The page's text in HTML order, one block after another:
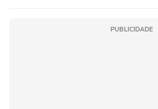
PUBLICIDADE